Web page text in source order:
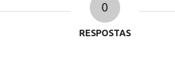
0
RESPOSTAS